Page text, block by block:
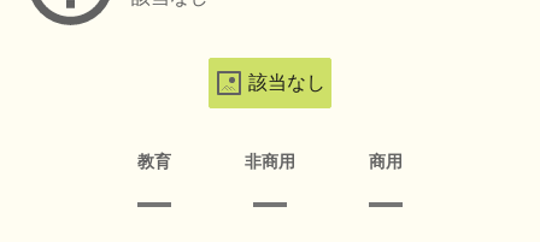
該当なし
教育 非商用 商用